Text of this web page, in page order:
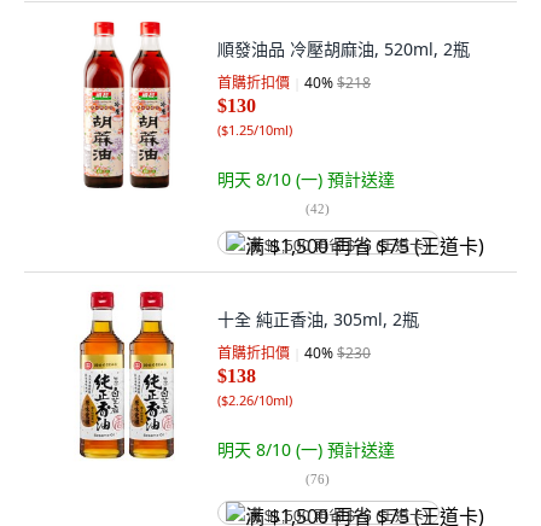
順發油品 冷壓胡麻油, 520ml, 2瓶
首購折扣價 40%$218
$130
($1.25/10ml)
明天 8/10 (一) 預計送達
(42)
满 $1,500 再省 $75 (王道卡)
十全 純正香油, 305ml, 2瓶
首購折扣價 40%$230
$138
($2.26/10ml)
明天 8/10 (一) 預計送達
(76)
满 $1,500 再省 $75 (王道卡)